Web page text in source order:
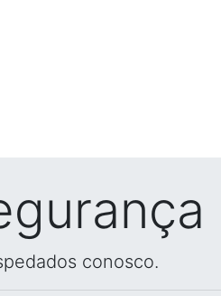
conosco.